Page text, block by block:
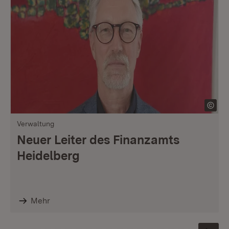
Verwaltung
Neuer Leiter des Finanzamts
Heidelberg
Mehr